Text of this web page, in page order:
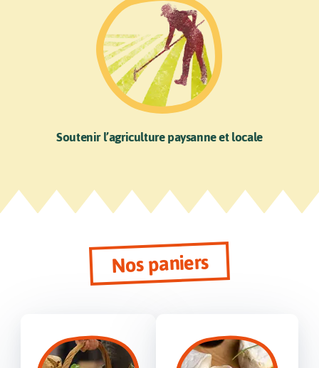
Soutenir l’agriculture paysanne et locale
Nos paniers